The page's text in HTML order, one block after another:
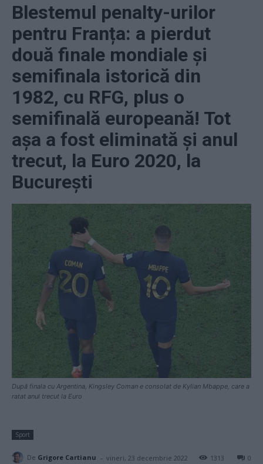
Blestemul penalty-urilor
pentru Franța: a pierdut
două finale mondiale și
semifinala istorică din
1982, cu RFG, plus o
semifinală europeană! Tot
așa a fost eliminată și anul
trecut, la Euro 2020, la
București
După finala cu Argentina, Kingsley Coman e consolat de Kylian Mbappe, care a
ratat anul trecut la Euro
Sport
De Grigore Cartianu - vineri, 23 decembrie 2022 0
1313